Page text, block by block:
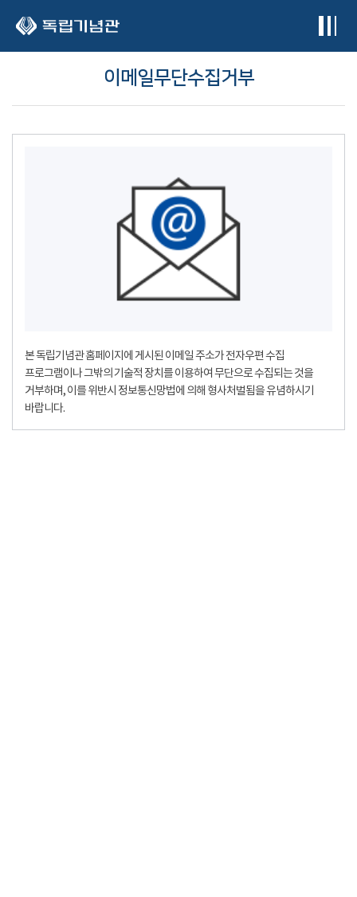
이메일무단수집거부
본 독립기념관 홈페이지에 게시된 이메일 주소가 전자우편 수집
프로그램이나 그밖의 기술적 장치를 이용하여 무단으로 수집되는 것을
거부하며, 이를 위반시 정보통신망법에 의해 형사처벌됨을 유념하시기
바랍니다.